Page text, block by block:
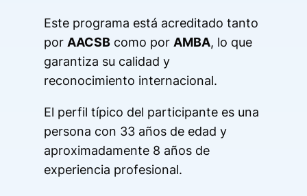
Este programa está acreditado tanto
por AACSB como por AMBA, lo que
garantiza su calidad y
reconocimiento internacional.
El perfil típico del participante es una
persona con 33 años de edad y
aproximadamente 8 años de
experiencia profesional.